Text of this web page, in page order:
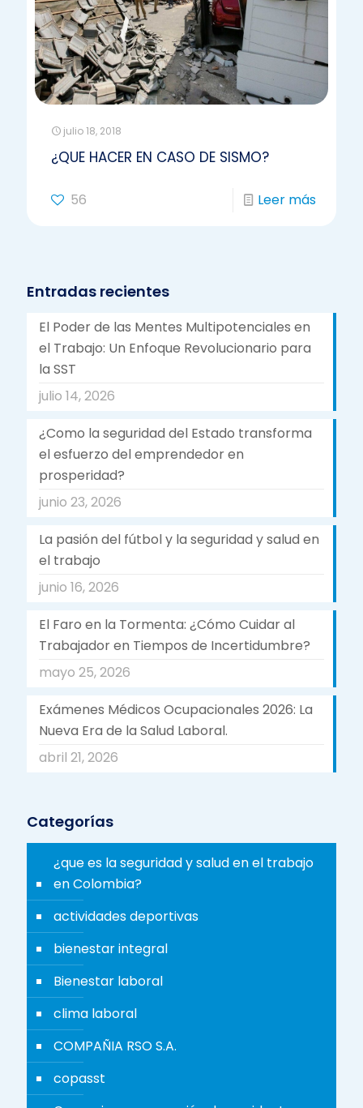
julio 18, 2018
¿QUE HACER EN CASO DE SISMO?
56 Leer más
Entradas recientes
El Poder de las Mentes Multipotenciales en
el Trabajo: Un Enfoque Revolucionario para
la SST
julio 14, 2026
¿Como la seguridad del Estado transforma
el esfuerzo del emprendedor en
prosperidad?
junio 23, 2026
La pasión del fútbol y la seguridad y salud en
el trabajo
junio 16, 2026
El Faro en la Tormenta: ¿Cómo Cuidar al
Trabajador en Tiempos de Incertidumbre?
mayo 25, 2026
Exámenes Médicos Ocupacionales 2026: La
Nueva Era de la Salud Laboral.
abril 21, 2026
Categorías
¿que es la seguridad y salud en el trabajo
en Colombia?
actividades deportivas
bienestar integral
Bienestar laboral
clima laboral
COMPAÑIA RSO S.A.
copasst